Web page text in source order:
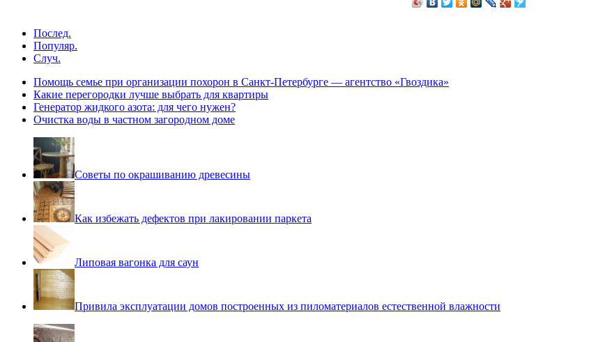
Послед.
Популяр.
Случ.
Помощь семье при организации похорон в Санкт-Петербурге — агентство «Гвоздика»
Какие перегородки лучше выбрать для квартиры
Генератор жидкого азота: для чего нужен?
Очистка воды в частном загородном доме
Советы по окрашиванию древесины
Как избежать дефектов при лакировании паркета
Липовая вагонка для саун
Привила эксплуатации домов построенных из пиломатериалов естественной влажности